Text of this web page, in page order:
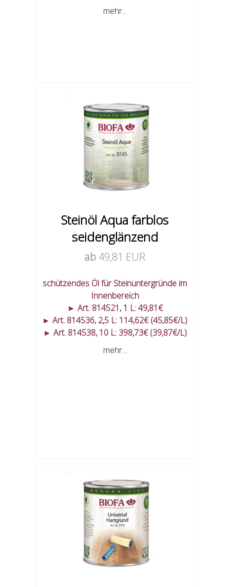
mehr...
Steinöl Aqua farblos
seidenglänzend
ab 49,81 EUR
schützendes Öl für Steinuntergründe im
Innenbereich
► Art. 814521, 1 L: 49,81€
► Art. 814536, 2,5 L: 114,62€ (45,85€/L)
► Art. 814538, 10 L: 398,73€ (39,87€/L)
mehr...